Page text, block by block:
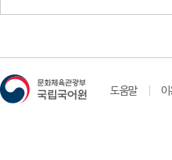
도움말 이